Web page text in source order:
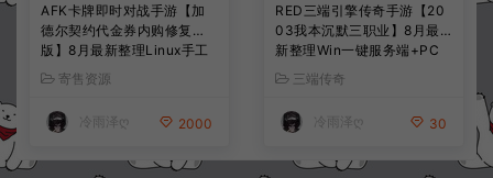
AFK卡牌即时对战手游【加
德尔契约代金券内购修复
版】8月最新整理Linux手工
服务端+前后端全套源码+CD
K授权后台+安卓苹果双端
+详细搭建教程+视频教程
寄售资源
冷雨泽ღ 2000
RED三端引擎传奇手游【20
03我本沉默三职业】8月最
新整理Win一键服务端+PC
安卓+详细搭建教程
三端传奇
冷雨泽ღ 30